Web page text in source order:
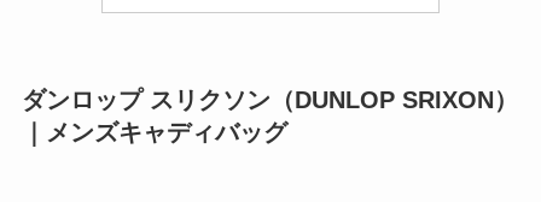
ダンロップ スリクソン（DUNLOP SRIXON）
｜メンズキャディバッグ